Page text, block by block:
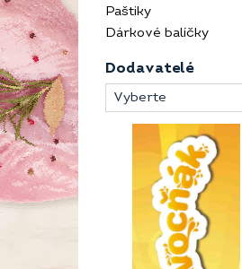
Paštiky
Dárkové balíčky
Dodavatelé
Vyberte